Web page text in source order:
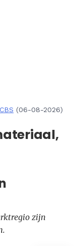
CBS (06-08-2026)
zijn